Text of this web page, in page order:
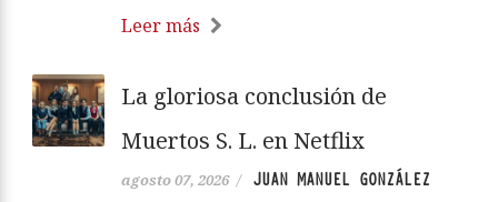
Leer más
La gloriosa conclusión de
Muertos S. L. en Netflix
agosto 07, 2026 / JUAN MANUEL GONZÁLEZ